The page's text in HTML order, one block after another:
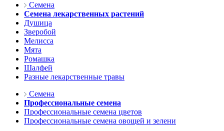
Семена
Семена лекарственных растений
Душица
Зверобой
Мелисса
Мята
Ромашка
Шалфей
Разные лекарственные травы
Семена
Профессиональные семена
Профессиональные семена цветов
Профессиональные семена овощей и зелени